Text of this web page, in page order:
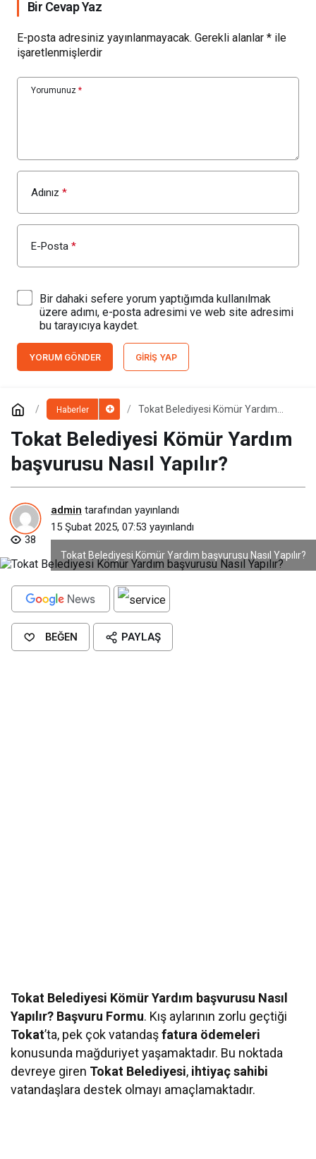
Bir Cevap Yaz
E-posta adresiniz yayınlanmayacak. Gerekli alanlar * ile
işaretlenmişlerdir
Yorumunuz *
Adınız *
E-Posta *
Bir dahaki sefere yorum yaptığımda kullanılmak
üzere adımı, e-posta adresimi ve web site adresimi
bu tarayıcıya kaydet.
YORUM GÖNDER GIRIŞ YAP
Haberler
Tokat Belediyesi Kömür Yardım
Tokat Belediyesi Kömür Yardım
başvurusu Nasıl Yapılır?
admin tarafından yayınlandı
15 Şubat 2025, 07:53 yayınlandı
38
Tokat Belediyesi Kömür Yardım başvurusu Nasıl Yapılır?
BEĞEN PAYLAŞ
Tokat Belediyesi Kömür Yardım başvurusu Nasıl
Yapılır? Başvuru Formu. Kış aylarının zorlu geçtiği
Tokat’ta, pek çok vatandaşfatura ödemeleri
konusunda mağduriyet yaşamaktadır. Bu noktada
devreye giren Tokat Belediyesi, ihtiyaç sahibi
vatandaşlara destek olmayı amaçlamaktadır.